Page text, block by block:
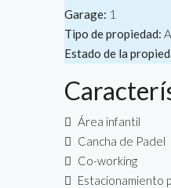
Garage: 1
Tipo de propiedad:
Estado de la
Área infantil
Cancha de Padel
Co-working
Estacionamiento